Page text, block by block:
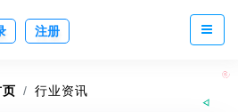
注册
行业资讯